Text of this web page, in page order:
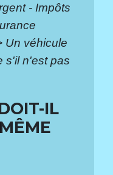
- Impôts
Un véhicule
s'il n'est pas
IL